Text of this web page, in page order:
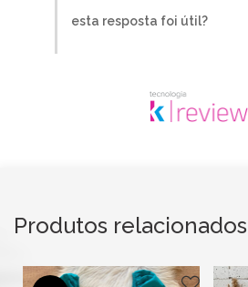
esta resposta foi útil?
Produtos relacionados